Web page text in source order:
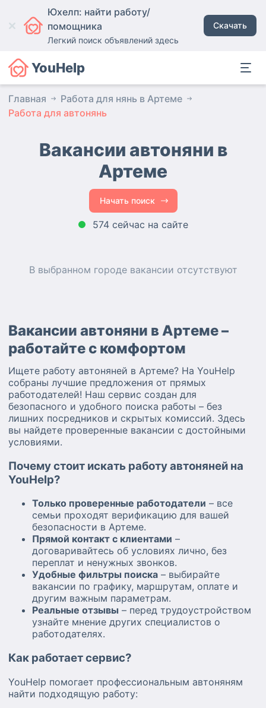
Юхелп: найти работу/
помощника
Легкий поиск объявлений здесь
Скачать
YouHelp
Главная
Работа для нянь в Артеме
Работа для автонянь
Вакансии автоняни в
Артеме
Начать поиск
574 сейчас на сайте
В выбранном городе вакансии отсутствуют
Вакансии автоняни в Артеме –
работайте с комфортом
Ищете работу автоняней в Артеме? На YouHelp
собраны лучшие предложения от прямых
работодателей! Наш сервис создан для
безопасного и удобного поиска работы – без
лишних посредников и скрытых комиссий. Здесь
вы найдете проверенные вакансии с достойными
условиями.
Почему стоит искать работу автоняней на
YouHelp?
Только проверенные работодатели – все
семьи проходят верификацию для вашей
безопасности в Артеме.
Прямой контакт с клиентами –
договаривайтесь об условиях лично, без
переплат и ненужных звонков.
Удобные фильтры поиска – выбирайте
вакансии по графику, маршрутам, оплате и
другим важным параметрам.
Реальные отзывы – перед трудоустройством
узнайте мнение других специалистов о
работодателях.
Как работает сервис?
YouHelp помогает профессиональным автоняням
найти подходящую работу: